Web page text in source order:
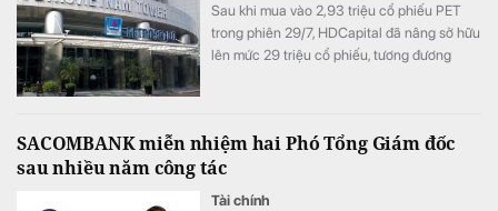
Sau khi mua vào 2,93 triệu cổ phiếu PET
trong phiên 29/7, HDCapital đã nâng sở hữu
lên mức 29 triệu cổ phiếu, tương đương
SACOMBANK miễn nhiệm hai Phó Tổng Giám đốc
sau nhiều năm công tác
Tài chính